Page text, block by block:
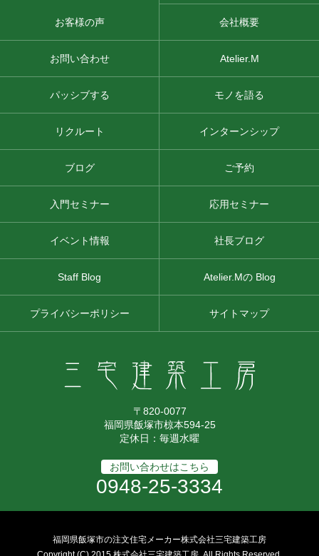
お客様の声 会社概要
お問い合わせ Atelier.M
パッシブする モノを語る
リクルート インターンシップ
ブログ ご予約
入門セミナー 応用セミナー
イベント情報 社長ブログ
Staff Blog Atelier.Mの Blog
プライバシーポリシー サイトマップ
〒820-0077
福岡県飯塚市椋本594-25
定休日：毎週水曜
お問い合わせはこちら
0948-25-3334
福岡県飯塚市の注文住宅メーカー株式会社三宅建築工房